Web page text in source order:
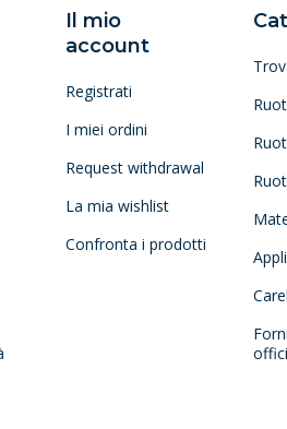
Il mio
account
Registrati
I miei ordini
Request withdrawal
La mia wishlist
Confronta i prodotti